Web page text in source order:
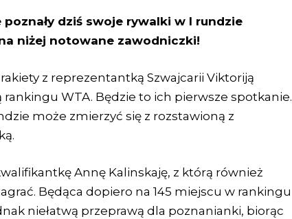
dziś swoje rywalki w I rundzie
niżej notowane zawodniczki!
z reprezentantką Szwajcarii Viktoriją
WTA. Będzie to ich pierwsze spotkanie.
może zmierzyć się z rozstawioną z
Annę Kalinskaję, z którą również
Będąca dopiero na 145 miejscu w rankingu
niełatwą przeprawą dla poznanianki, biorąc